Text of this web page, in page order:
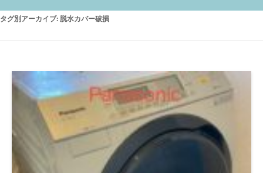
タグ別アーカイブ: 脱水カバー破損